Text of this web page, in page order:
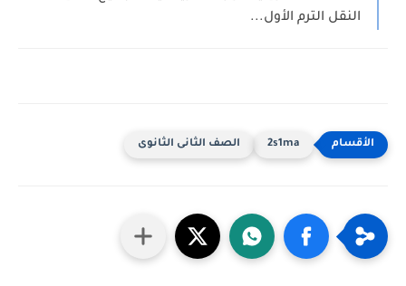
النقل الترم الأول...
2s1ma الصف الثانى الثانوى